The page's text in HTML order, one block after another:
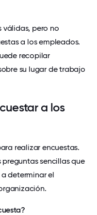
válidas, pero no
a los empleados.
recopilar
su lugar de trabajo
a los
realizar encuestas.
preguntas sencillas que
determinar el